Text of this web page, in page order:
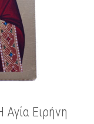
Αγία Ειρήνη